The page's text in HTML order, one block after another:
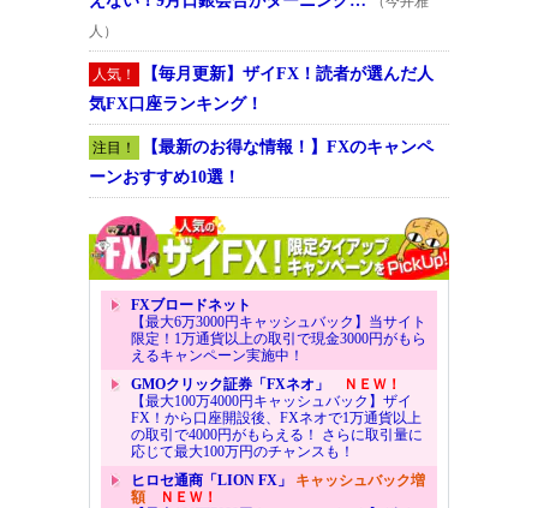
人）
人気！
【毎月更新】ザイFX！読者が選んだ人
気FX口座ランキング！
注目！
【最新のお得な情報！】FXのキャンペ
ーンおすすめ10選！
FXブロードネット
【最大6万3000円キャッシュバック】当サイト
限定！1万通貨以上の取引で現金3000円がもら
えるキャンペーン実施中！
GMOクリック証券「FXネオ」
ＮＥＷ！
【最大100万4000円キャッシュバック】ザイ
FX！から口座開設後、FXネオで1万通貨以上
の取引で4000円がもらえる！ さらに取引量に
応じて最大100万円のチャンスも！
ヒロセ通商「LION FX」 キャッシュバック増
額ＮＥＷ！